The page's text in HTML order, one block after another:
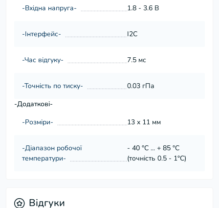
-Вхідна напруга-
1.8 - 3.6 В
-Інтерфейс- I2C
-Час відгуку- 7.5 мс
-Точність по тиску-
0.03 гПа
-Додаткові-
-Розміри-
13 х 11 мм
-Діапазон робочої
температури-
- 40 °C ... + 85 °C
(точність 0.5 - 1°C)
Відгуки